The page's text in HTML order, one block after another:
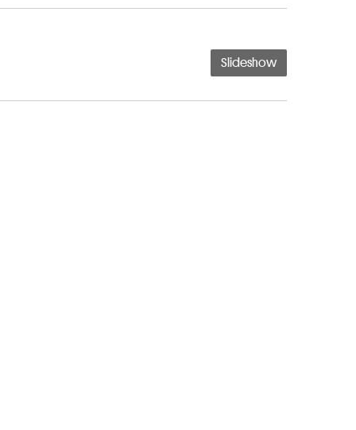
Slideshow